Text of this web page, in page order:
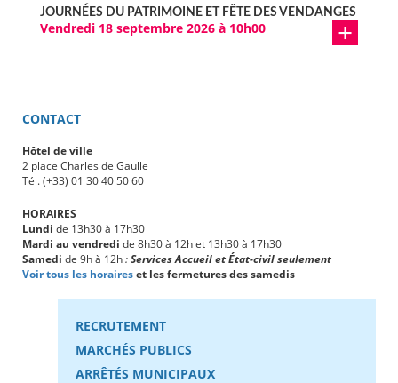
JOURNÉES DU PATRIMOINE ET FÊTE DES VENDANGES
Vendredi 18 septembre 2026 à 10h00
CONTACT
Hôtel de ville
2 place Charles de Gaulle
Tél. (+33) 01 30 40 50 60
HORAIRES
Lundi de 13h30 à 17h30
Mardi au vendredi de 8h30 à 12h et 13h30 à 17h30
Samedi de 9h à 12h:Services Accueil et État-civil seulement
Voir tous les horaireset les fermetures des samedis
RECRUTEMENT
MARCHÉS PUBLICS
ARRÊTÉS MUNICIPAUX